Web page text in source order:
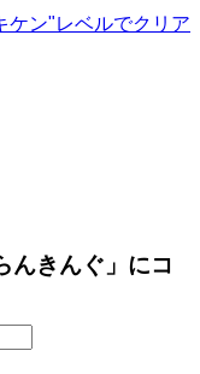
ケン"レベルでクリア
んきんぐ」にコ